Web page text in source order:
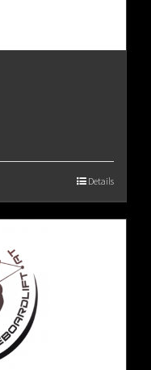
Details